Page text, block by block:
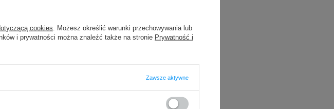
cookies . Możesz określić warunki przechowywania lub
i prywatności można znaleźć także na stronie Prywatność i
Zawsze aktywne